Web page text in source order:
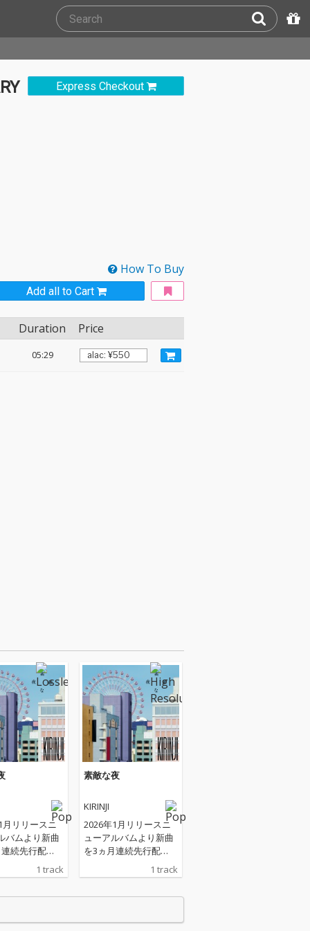
Express Checkout
How To Buy
Add all to Cart
Duration Price
05:29
月リリースニ
バムより新曲
続先行配
二弾となる楽曲
夜」は、2021
1 track
素敵な夜
KIRINJI
2026年1月リリースニ
ューアルバムより新曲
を3ヵ月連続先行配
信！ 第二弾となる楽曲
「素敵な夜」は、2021
1 track